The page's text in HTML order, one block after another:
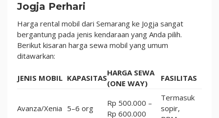
Jogja Perhari
Harga rental mobil dari Semarang ke Jogja sangat
bergantung pada jenis kendaraan yang Anda pilih.
Berikut kisaran harga sewa mobil yang umum
ditawarkan:
JENIS MOBIL KAPASITAS
HARGA SEWA
(ONE WAY)
FASILITAS
Avanza/Xenia 5–6 org
Rp 500.000 –
Rp 600.000
Termasuk
sopir,